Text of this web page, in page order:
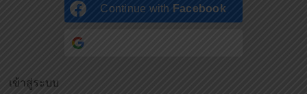
Continue with Facebook
เข้าสู่ระบบ